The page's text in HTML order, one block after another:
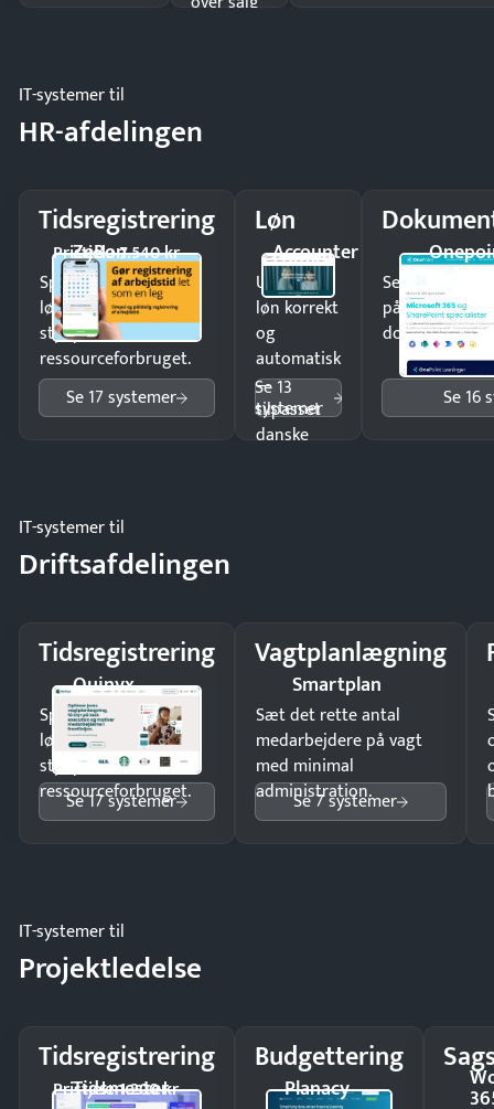
IT-systemer til
HR-afdelingen
Tidsregistrering
ZeBon
Pristjek: 7.540 kr
Spar tid på
lønberegning og få
styr på
ressourceforbruget.
Se 17 systemer
Løn
Accounter
Udbetal
løn korrekt
og
automatisk
—
tilpasset
danske
Se 13
systemer
Send
på minutter
dokumenter.
Se 16
IT-systemer til
Driftsafdelingen
Tidsregistrering
Quinyx
Spar tid på
lønberegning og få
styr på
ressourceforbruget.
Se 17 systemer
Vagtplanlægning
Smartplan
Sæt det rette antal
medarbejdere på vagt
med minimal
administration.
Se 7 systemer
IT-systemer til
Projektledelse
Tidsregistrering
Tidsmester
Pristjek: 1.200 kr
Budgettering
Planacy